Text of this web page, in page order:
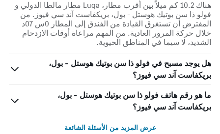
هناك 10.2 كم ميلاً بين أقرب مطار، Luqa مطار مالطا الدولي و
فولو ذا سن بوتيك هوستل - بول، بريكفاست آند سي فيوز. من
المفترض أن تستغرق القيادة من الفندق إلى المطار 0س 07د
خلال حركة المرور العادية. من المهم مراعاة أوقات الازدحام
الشديد، لا سيما في المناطق الحيوية.
هل يوجد مسبح في فولو ذا سن بوتيك هوستل - بول،
بريكفاست آند سي فيوز؟
ما هو رقم هاتف فولو ذا سن بوتيك هوستل - بول،
بريكفاست آند سي فيوز؟
عرض المزيد من الأسئلة الشائعة